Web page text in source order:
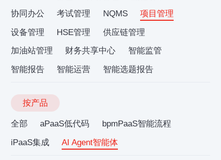
协同办公
考试管理 NQMS
项目管理
设备管理
HSE管理
供应链管理
加油站管理
财务共享中心
智能监管
智能报告
智能运营 智能选题报告
按产品
全部 aPaaS低代码
bpmPaaS智能流程
iPaaS集成
AI Agent智能体